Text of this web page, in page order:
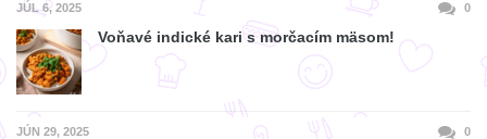
JÚL 6, 2025 0
Voňavé indické kari s morčacím mäsom!
JÚN 29, 2025 0